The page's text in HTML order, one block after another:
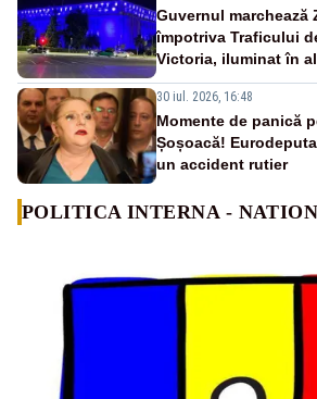
Guvernul marchează
împotriva Traficului
Victoria, iluminat în
30 iul. 2026, 16:48
Momente de panică
Șoșoacă!
un accident rutier
POLITICA INTERNA -